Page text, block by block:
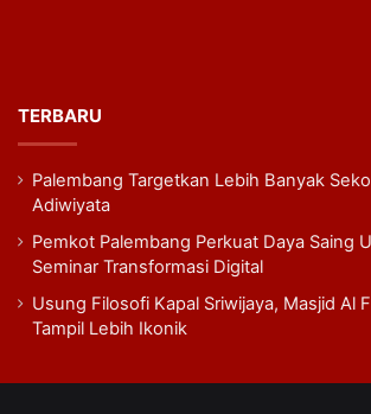
TERBARU
Palembang Targetkan Lebih Banyak
Adiwiyata
Pemkot Palembang Perkuat Daya Saing
Seminar Transformasi Digital
Usung Filosofi Kapal Sriwijaya, Masjid Al
Tampil Lebih Ikonik